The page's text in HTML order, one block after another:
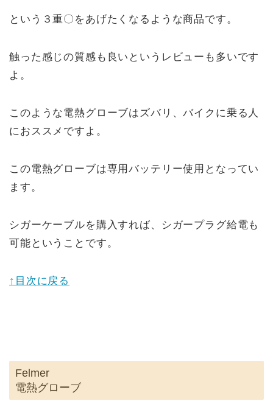
という３重〇をあげたくなるような商品です。
触った感じの質感も良いというレビューも多いです
よ。
このような電熱グローブはズバリ、バイクに乗る人
におススメですよ。
この電熱グローブは専用バッテリー使用となってい
ます。
シガーケーブルを購入すれば、シガープラグ給電も
可能ということです。
↑目次に戻る
Felmer
電熱グローブ